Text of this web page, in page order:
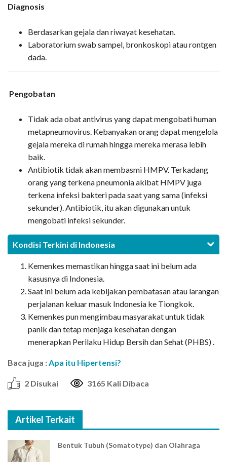
Diagnosis
Berdasarkan gejala dan riwayat kesehatan.
Laboratorium swab sampel, bronkoskopi atau rontgen
dada.
Pengobatan
Tidak ada obat antivirus yang dapat mengobati human
metapneumovirus. Kebanyakan orang dapat mengelola
gejala mereka di rumah hingga mereka merasa lebih
baik.
Antibiotik tidak akan membasmi HMPV. Terkadang
orang yang terkena pneumonia akibat HMPV juga
terkena infeksi bakteri pada saat yang sama (infeksi
sekunder). Antibiotik, itu akan digunakan untuk
mengobati infeksi sekunder.
Kondisi Terkini di Indonesia
Kemenkes memastikan hingga saat ini belum ada
kasusnya di Indonesia.
Saat ini belum ada kebijakan pembatasan atau larangan
perjalanan keluar masuk Indonesia ke Tiongkok.
Kemenkes pun mengimbau masyarakat untuk tidak
panik dan tetap menjaga kesehatan dengan
menerapkan Perilaku Hidup Bersih dan Sehat (PHBS) .
Baca juga :Apa itu Hipertensi?
2 Disukai 3165 Kali Dibaca
Artikel Terkait
Bentuk Tubuh (Somatotype) dan Olahraga